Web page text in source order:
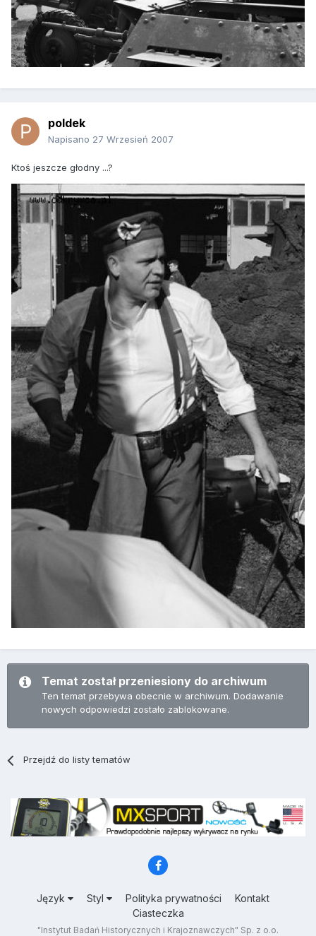
poldek
Napisano 27 Wrzesień 2007
Ktoś jeszcze głodny ...?
Temat został przeniesiony do archiwum
Ten temat przebywa obecnie w archiwum. Dodawanie
nowych odpowiedzi zostało zablokowane.
Przejdź do listy tematów
Język Styl Polityka prywatności
Kontakt
Ciasteczka
"Instytut Badań Historycznych i Krajoznawczych" Sp. z o.o.